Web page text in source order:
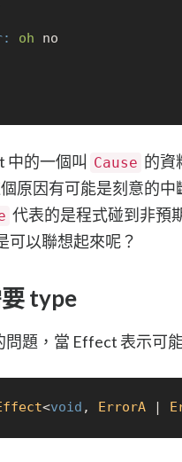
oh
no
中的一個叫 Cause 的資
原因有可能是刻意的
代表的是程式碰到非預
可以聯想起來呢？
type
問題，當 Effect 表示可
<void , ErrorA |